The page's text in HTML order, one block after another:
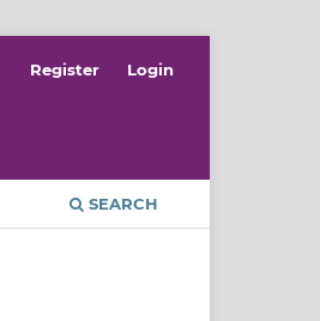
SEARCH
Register Login